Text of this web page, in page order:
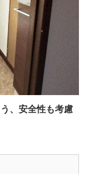
、安全性も考慮